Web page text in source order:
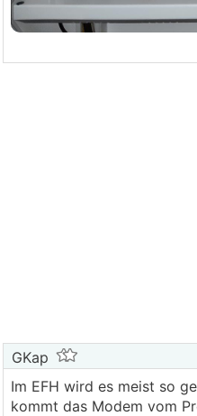
GKap
Im EFH wird es meist so
kommt das Modem vom